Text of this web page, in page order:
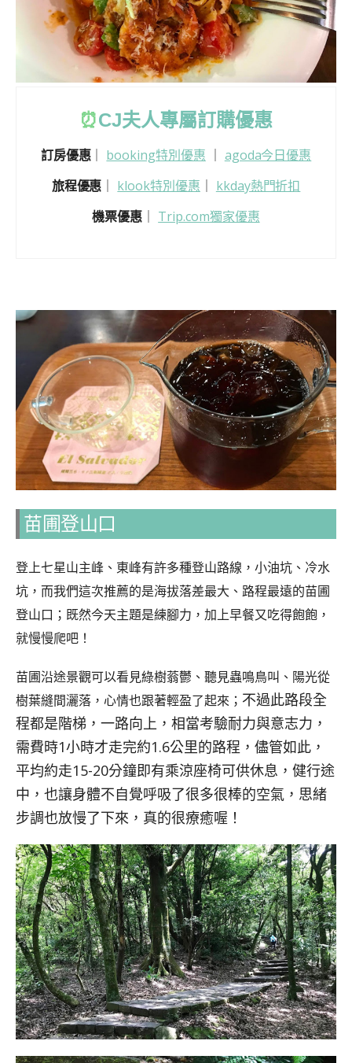
⏰CJ夫人專屬訂購優惠
訂房優惠｜ booking特別優惠
agoda今日優惠
旅程優惠
klook特別優惠
kkday熱門折扣
機票優惠
Trip.com獨家優惠
苗圃登山口
登上七星山主峰、東峰有許多種登山路線，小油坑、冷水
坑，而我們這次推薦的是海拔落差最大、路程最遠的苗圃
登山口；既然今天主題是練腳力，加上早餐又吃得飽飽，
就慢慢爬吧！
苗圃沿途景觀可以看見綠樹蓊鬱、聽見蟲鳴鳥叫、陽光從
樹葉縫間灑落，心情也跟著輕盈了起來； 不過此路段全
程都是階梯，一路向上，相當考驗耐力與意志力，
需費時1小時才走完約1.6公里的路程，儘管如此，
平均約走15-20分鐘即有乘涼座椅可供休息，健行途
中，也讓身體不自覺呼吸了很多很棒的空氣，思緒
步調也放慢了下來，真的很療癒喔！